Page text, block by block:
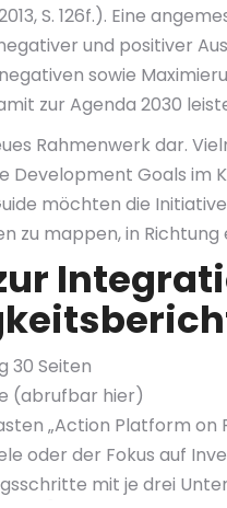
S. 126f.). Eine
und positiver
sowie
zur Agenda 2030
Rahmenwerk dar.
Development Goals im
möchten die
mappen, in Richtung
30 Seiten
(abrufbar hier)
„Action Platform on
oder der Fokus auf
mit je drei